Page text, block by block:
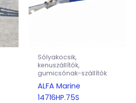
Sólyakocsik,
kenuszállítók,
gumicsónak-szállítók
ALFA Marine
14716HP.75S